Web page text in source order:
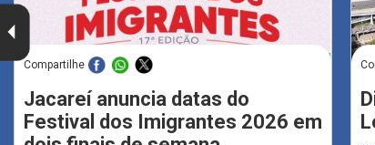
Compartilhe
Jacareí anuncia datas do
Festival dos Imigrantes 2026 em